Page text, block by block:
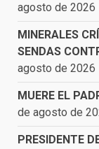
agosto de 2026
MINERALES
SENDAS
agosto de 2026
MUERE EL
de agosto de
PRESIDENTE